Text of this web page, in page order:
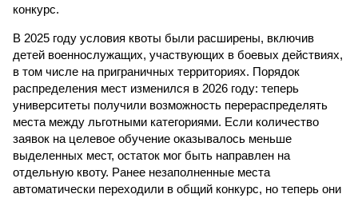
конкурс.
В 2025 году условия квоты были расширены, включив
детей военнослужащих, участвующих в боевых действиях,
в том числе на приграничных территориях. Порядок
распределения мест изменился в 2026 году: теперь
университеты получили возможность перераспределять
места между льготными категориями. Если количество
заявок на целевое обучение оказывалось меньше
выделенных мест, остаток мог быть направлен на
отдельную квоту. Ранее незаполненные места
автоматически переходили в общий конкурс, но теперь они